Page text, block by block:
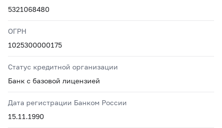
5321068480
ОГРН
1025300000175
Статус кредитной организации
Банк с базовой лицензией
Дата регистрации Банком России
15.11.1990